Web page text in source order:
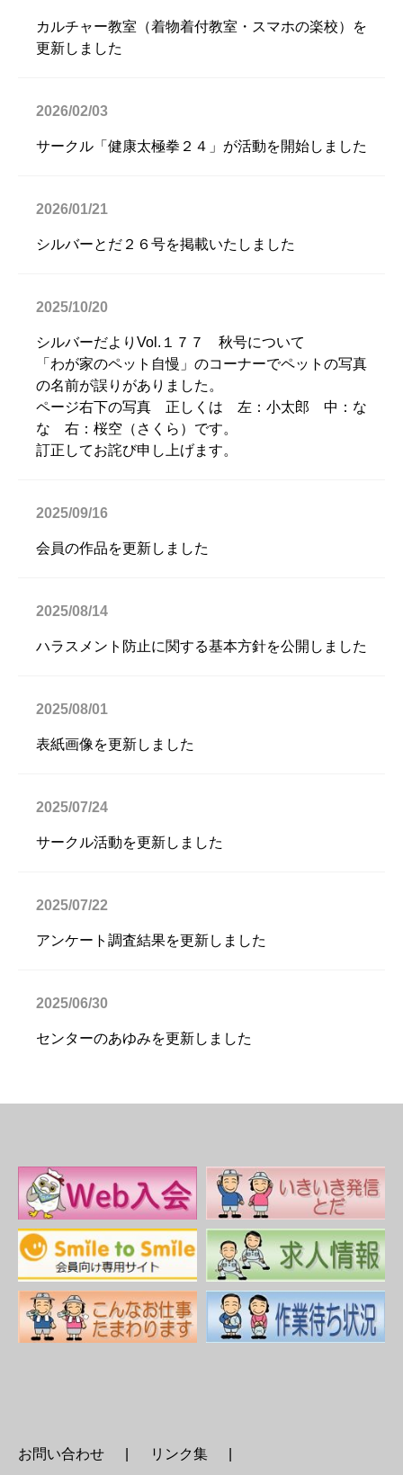
カルチャー教室（着物着付教室・スマホの楽校）を
更新しました
2026/02/03
サークル「健康太極拳２４」が活動を開始しました
2026/01/21
シルバーとだ２６号を掲載いたしました
2025/10/20
シルバーだよりVol.１７７ 秋号について
「わが家のペット自慢」のコーナーでペットの写真
の名前が誤りがありました。
ページ右下の写真 正しくは 左：小太郎 中：な
な 右：桜空（さくら）です。
訂正してお詫び申し上げます。
2025/09/16
会員の作品を更新しました
2025/08/14
ハラスメント防止に関する基本方針を公開しました
2025/08/01
表紙画像を更新しました
2025/07/24
サークル活動を更新しました
2025/07/22
アンケート調査結果を更新しました
2025/06/30
センターのあゆみを更新しました
お問い合わせ リンク集